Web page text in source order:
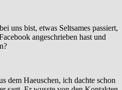
uns bist, etwas Seltsames passiert,
angeschrieben hast und
dem Haeuschen, ich dachte schon